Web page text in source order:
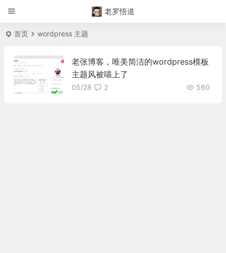
老罗悟道
首页 wordpress 主题
老张博客，唯美简洁的wordpress模板
主题风被喵上了
05/28 560
2